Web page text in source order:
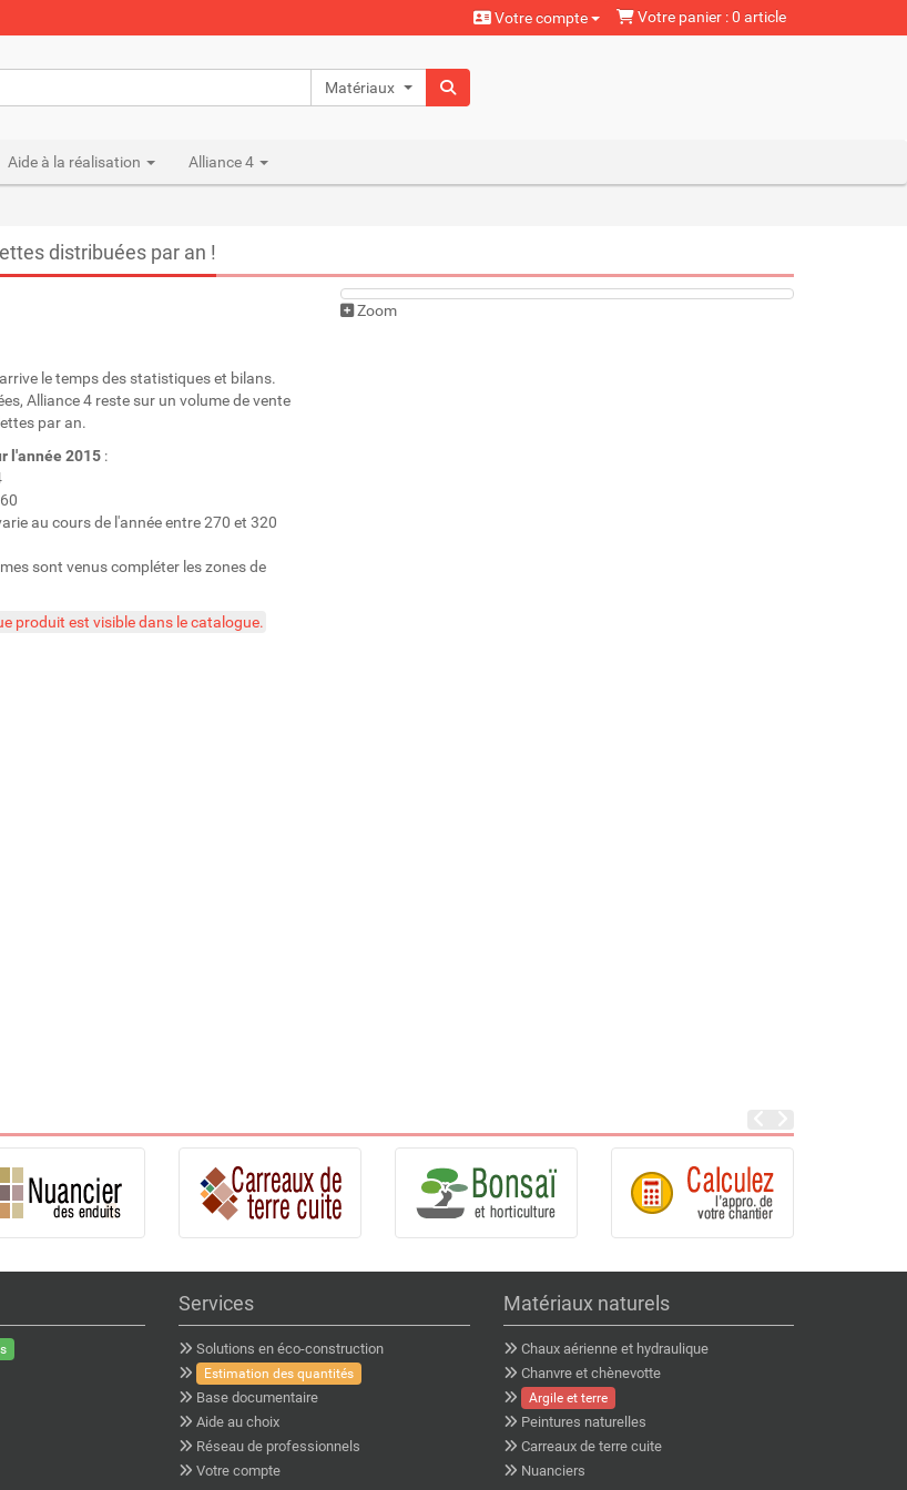
Votre compte Votre panier : 0 article
Matériaux naturels
Aide à la réalisation Alliance 4
distribuées par an !
le temps des statistiques et bilans.
Alliance 4 reste sur un volume de vente
par an.
l'année 2015:
au cours de l'année entre 270 et 320
sont venus compléter les zones de
produit est visible dans le catalogue.
Zoom
Services
Solutions en éco-construction
Estimation des quantités
Base documentaire
Aide au choix
Réseau de professionnels
Votre compte
Matériaux naturels
Chaux aérienne et hydraulique
Chanvre et chènevotte
Argile et terre
Peintures naturelles
Carreaux de terre cuite
Nuanciers